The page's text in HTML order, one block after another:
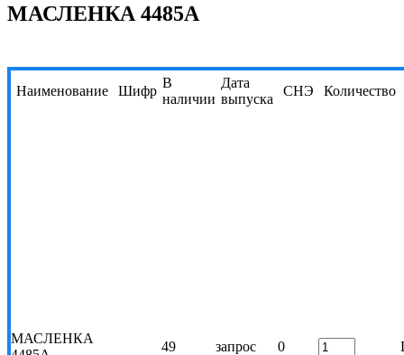
МАСЛЕНКА 4485А
Наименование Шифр
В
наличии
Дата
выпуска
СНЭ Количество
МАСЛЕНКА
49 запрос 0